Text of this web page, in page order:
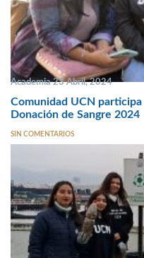
Academia 23 Abril, 2024
Comunidad UCN
Donación de Sangre 2024
SIN COMENTARIOS